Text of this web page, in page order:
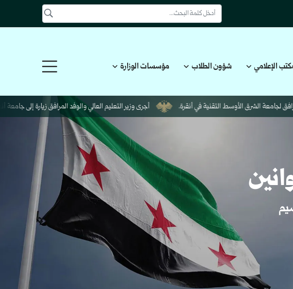
الإعلامي شؤون الطلاب مؤسسات الوزارة
الشرق الأوسط التقنية في أنقرة. أجرى وزير التعليم العالي والوفد المرافق زيارة إلى جامعة أنقرة.في